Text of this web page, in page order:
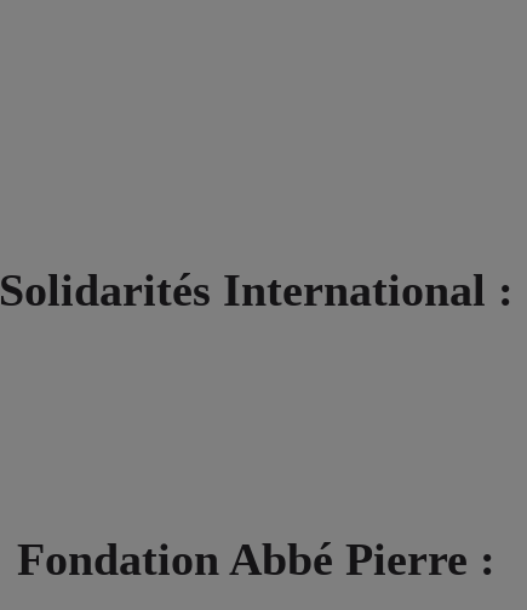
Solidarités International :
Fondation Abbé Pierre :